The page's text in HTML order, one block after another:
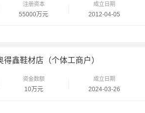
注册资本
55000万元
成立日期
2012-04-05
得鑫鞋材店（个体工商户）
资金数额
10万元
成立日期
2024-03-26